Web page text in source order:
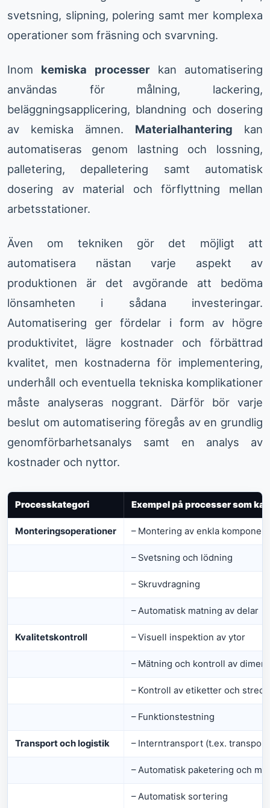
svetsning, slipning, polering samt mer komplexa
operationer som fräsning och svarvning.
Inom kemiska processerkan automatisering
användas för målning, lackering,
beläggningsapplicering, blandning och dosering
av kemiska ämnen. Materialhantering kan
automatiseras genom lastning och lossning,
palletering, depalletering samt automatisk
dosering av material och förflyttning mellan
arbetsstationer.
Även om tekniken gör det möjligt att
automatisera nästan varje aspekt av
produktionen är det avgörande att bedöma
lönsamheten i sådana investeringar.
Automatisering ger fördelar i form av högre
produktivitet, lägre kostnader och förbättrad
kvalitet, men kostnaderna för implementering,
underhåll och eventuella tekniska komplikationer
måste analyseras noggrant. Därför bör varje
beslut om automatisering föregås av en grundlig
genomförbarhetsanalys samt en analys av
kostnader och nyttor.
Processkategori Exempel på processer som
Monteringsoperationer – Montering av enkla
– Svetsning och lödning
– Skruvdragning
– Automatisk matning av delar
Kvalitetskontroll – Visuell inspektion av ytor
– Mätning och kontroll av
– Kontroll av etiketter och
– Funktionstestning
Transport och logistik – Interntransport (t.ex.
– Automatisk paketering och
– Automatisk sortering